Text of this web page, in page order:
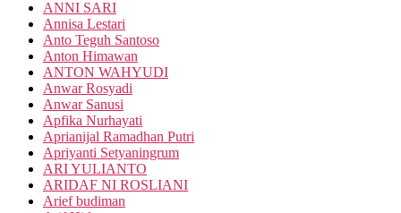
ANNI SARI
Annisa Lestari
Anto Teguh Santoso
Anton Himawan
ANTON WAHYUDI
Anwar Rosyadi
Anwar Sanusi
Apfika Nurhayati
Aprianijal Ramadhan Putri
Apriyanti Setyaningrum
ARI YULIANTO
ARIDAF NI ROSLIANI
Arief budiman